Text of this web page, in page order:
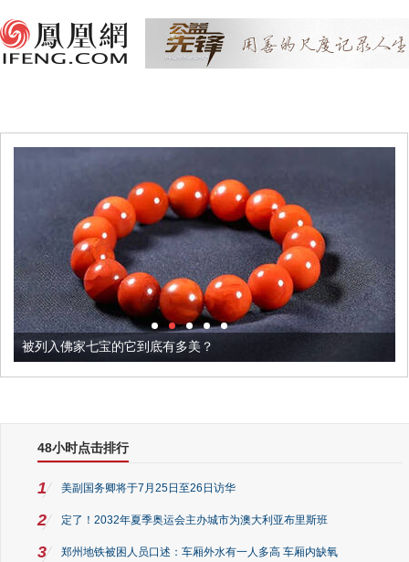
被列入佛家七宝的它到底有多美？
48小时点击排行
1 美副国务卿将于7月25日至26日访华
2 定了！2032年夏季奥运会主办城市为澳大利亚布里斯班
3 郑州地铁被困人员口述：车厢外水有一人多高 车厢内缺氧